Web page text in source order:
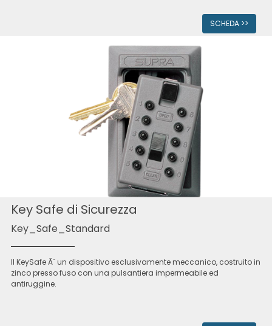
SCHEDA >>
Key Safe di Sicurezza
Key_Safe_Standard
Il KeySafe Ã¨ un dispositivo esclusivamente meccanico, costruito in
zinco presso fuso con una pulsantiera impermeabile ed
antiruggine.